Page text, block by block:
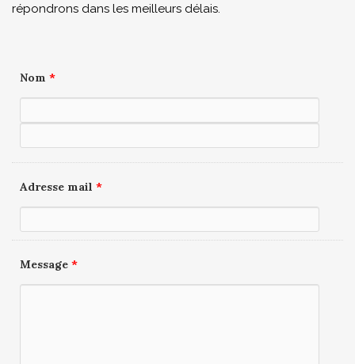
répondrons dans les meilleurs délais.
Nom *
Adresse mail *
Message *